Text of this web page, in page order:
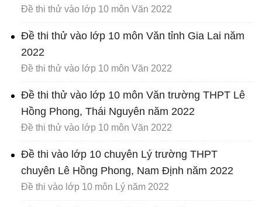
Đề thi thử vào lớp 10 môn Văn 2022
Đề thi thử vào lớp 10 môn Văn tỉnh Gia Lai năm
2022
Đề thi thử vào lớp 10 môn Văn 2022
Đề thi thử vào lớp 10 môn Văn trường THPT Lê
Hồng Phong, Thái Nguyên năm 2022
Đề thi thử vào lớp 10 môn Văn 2022
Đề thi vào lớp 10 chuyên Lý trường THPT
chuyên Lê Hồng Phong, Nam Định năm 2022
Đề thi vào lớp 10 môn Lý năm 2022